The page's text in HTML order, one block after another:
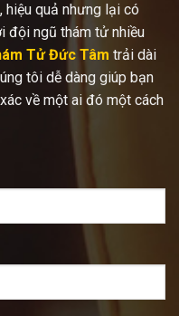
hiệu quả nhưng lại có
đội ngũ thám tử nhiều
Tử Đức Tâm trải dài
tôi dễ dàng giúp bạn
về một ai đó một cách